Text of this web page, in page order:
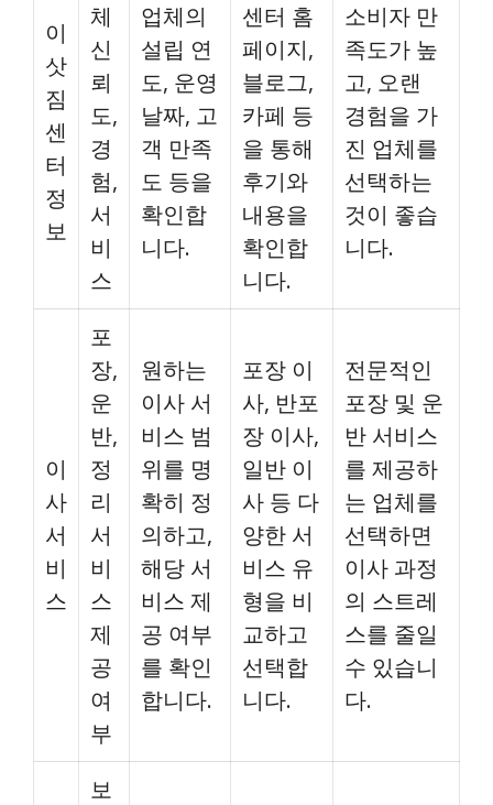
이
삿
짐
센
터
정
보
체
신
뢰
도,
경
험,
서
비
스
업체의
설립 연
도, 운영
날짜, 고
객 만족
도 등을
확인합
니다.
센터 홈
페이지,
블로그,
카페 등
을 통해
후기와
내용을
확인합
니다.
소비자 만
족도가 높
고, 오랜
경험을 가
진 업체를
선택하는
것이 좋습
니다.
이
사
서
비
스
포
장,
운
반,
정
리
서
비
스
제
공
여
부
원하는
이사 서
비스 범
위를 명
확히 정
의하고,
해당 서
비스 제
공 여부
를 확인
합니다.
포장 이
사, 반포
장 이사,
일반 이
사 등 다
양한 서
비스 유
형을 비
교하고
선택합
니다.
전문적인
포장 및 운
반 서비스
를 제공하
는 업체를
선택하면
이사 과정
의 스트레
스를 줄일
수 있습니
다.
보